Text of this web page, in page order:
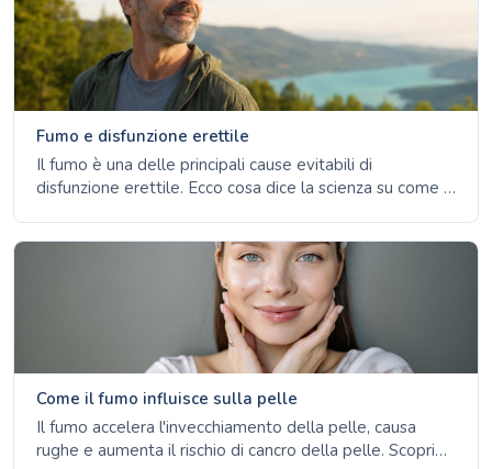
Fumo e disfunzione erettile
Il fumo è una delle principali cause evitabili di
disfunzione erettile. Ecco cosa dice la scienza su come il
Come il fumo influisce sulla pelle
Il fumo accelera l'invecchiamento della pelle, causa
rughe e aumenta il rischio di cancro della pelle. Scopri